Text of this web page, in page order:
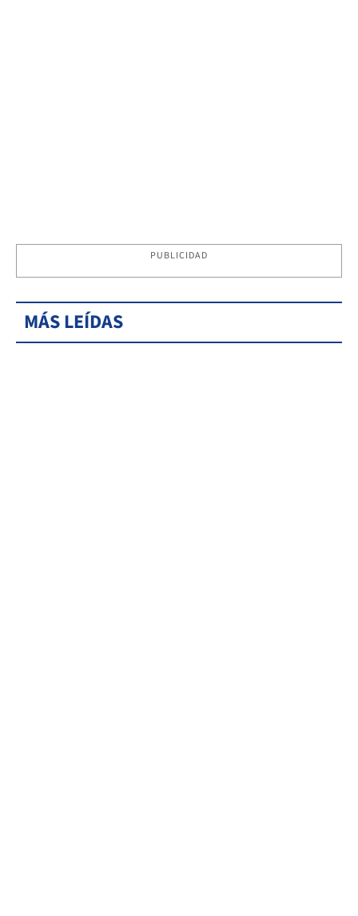
PUBLICIDAD
MÁS LEÍDAS